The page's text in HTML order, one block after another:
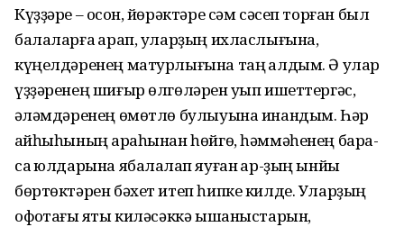
Күҙҙәре – осҡон, йөрәктәре сәм сәсеп торған был
балаларға ҡарап, уларҙың ихласлығына,
күңелдәренең матурлығына таң ҡалдым. Ә улар
үҙҙәренең шиғыр өлгөләрен уҡып ишеттергәс,
ҡәләмдәренең өмөтлө булыуына инандым. Һәр
ҡайһыһының арҡаһынан һөйгө, һәммәһенең бара-
саҡ юлдарына ябалаҡлап яуған ҡар-ҙың ынйы
бөртөктәрен бәхет итеп һипке килде. Уларҙың
офоҡтағы яҡты киләсәккә ышаныстарын,